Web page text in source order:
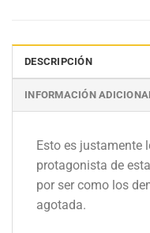
DESCRIPCIÓN
INFORMACIÓN
Esto es justamente
protagonista de
por ser como los
agotada.